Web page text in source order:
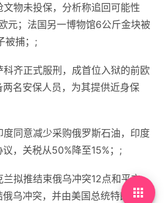
物未投保，分析称追回可能性
元；法国另一博物馆6公斤金块被
被捕；;
科齐正式服刑，成首位入狱的前欧
名安保人员，为其提供近身保
度同意减少采购俄罗斯石油，印度
，关税从50%降至15%；;
拟推结束俄乌冲突12点和平方
乌冲突，并由美国总统特朗普监
